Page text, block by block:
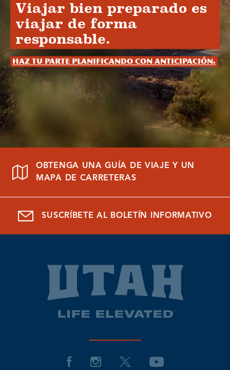
Viajar bien preparado es
viajar de forma
responsable.
Haz tu parte planificando con anticipación.
OBTENGA UNA GUÍA DE VIAJE Y UN
MAPA DE CARRETERAS
SUSCRÍBETE AL BOLETÍN INFORMATIVO